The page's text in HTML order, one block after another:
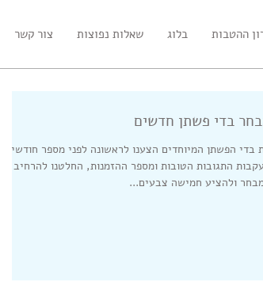
ההטבות בלוג שאלות נפוצות צור קשר
בדי פשתן חדשים
בדי הפשתן המיוחדים הצענו לראשונה לפני מספר חודשים.
התגובות הטובות ומספר ההזמנות, החלטנו להרחיב את
ולהציע חמישה צבעים...
-